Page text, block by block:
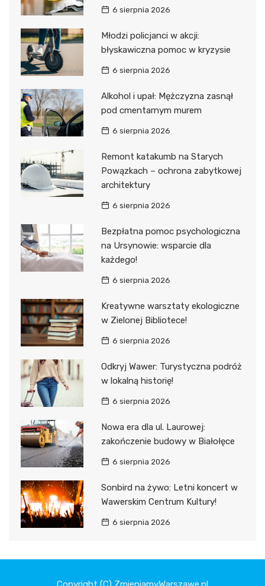
6 sierpnia 2026
Młodzi policjanci w akcji:
błyskawiczna pomoc w kryzysie
6 sierpnia 2026
Alkohol i upał: Mężczyzna zasnął
pod cmentarnym murem
6 sierpnia 2026
Remont katakumb na Starych
Powązkach – ochrona zabytkowej
architektury
6 sierpnia 2026
Bezpłatna pomoc psychologiczna
na Ursynowie: wsparcie dla
każdego!
6 sierpnia 2026
Kreatywne warsztaty ekologiczne
w Zielonej Bibliotece!
6 sierpnia 2026
Odkryj Wawer: Turystyczna podróż
w lokalną historię!
6 sierpnia 2026
Nowa era dla ul. Laurowej:
zakończenie budowy w Białołęce
6 sierpnia 2026
Sonbird na żywo: Letni koncert w
Wawerskim Centrum Kultury!
6 sierpnia 2026